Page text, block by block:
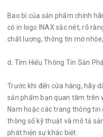
Bao bì của sản phẩm chính
có in logo INAX sắc nét, rõ
chất lượng, thông tin mờ
d. Tìm Hiểu Thông Tin Sản
Trước khi đến cửa hàng, hãy
sản phẩm bạn quan tâm trên
Nam hoặc các trang thông tin
thông số kỹ thuật và mô tả
phát hiện sự khác biệt.